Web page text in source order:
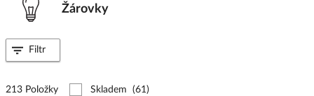
Žárovky
213 Položky Skladem (61)
Filtr